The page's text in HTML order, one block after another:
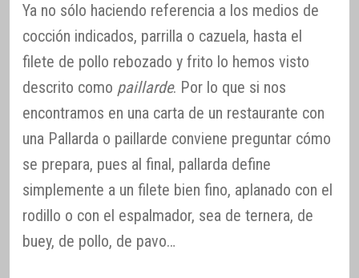
Ya no sólo haciendo referencia a los medios de
cocción indicados, parrilla o cazuela, hasta el
filete de pollo rebozado y frito lo hemos visto
descrito como paillarde. Por lo que si nos
encontramos en una carta de un restaurante con
una Pallarda o paillarde conviene preguntar cómo
se prepara, pues al final, pallarda define
simplemente a un filete bien fino, aplanado con el
rodillo o con el espalmador, sea de ternera, de
buey, de pollo, de pavo…